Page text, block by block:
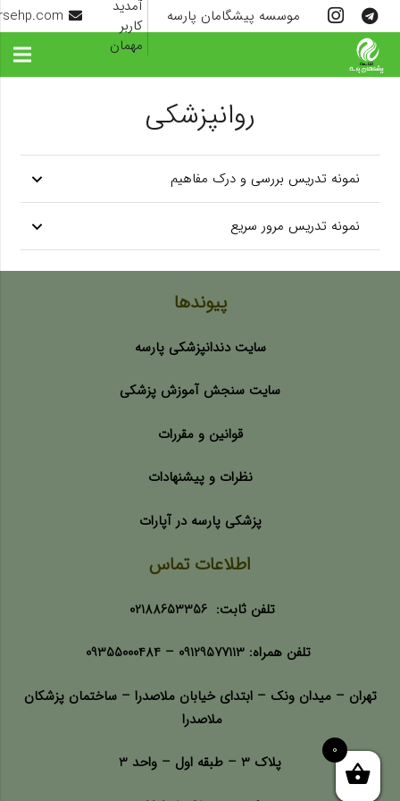
موسسه پیشگامان پارسه
آمدید
کاربر
مهمان
روانپزشکی
نمونه تدریس بررسی و درک مفاهیم
نمونه تدریس مرور سریع
پیوندها
سایت دندانپزشکی پارسه
سایت سنجش آموزش پزشکی
قوانین و مقررات
نظرات و پیشنهادات
پزشکی پارسه در آپارات
اطلاعات تماس
تلفن ثابت: 02188653356
تلفن همراه:09129577113 –
09355000484
تهران – میدان ونک – ابتدای خیابان ملاصدرا – ساختمان پزشکان
ملاصدرا
پلاک 3 – طبقه اول – واحد 3
0